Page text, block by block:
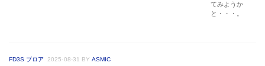
てみようか
と・・・。
FD3S ブロア 2025-08-31 BY ASMIC